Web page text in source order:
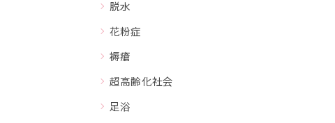
脱水
花粉症
褥瘡
超高齢化社会
足浴